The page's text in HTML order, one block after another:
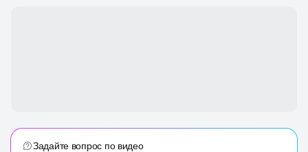
Задайте вопрос по видео